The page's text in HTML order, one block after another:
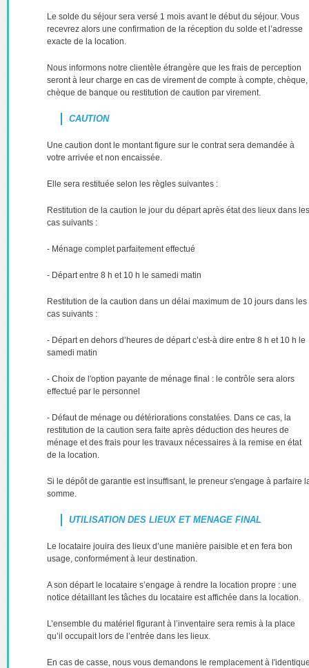
Le solde du séjour sera versé 1 mois avant le début du séjour. Vous
recevrez alors une confirmation de la réception du solde et l’adresse
exacte de la location.
Nous informons notre clientèle étrangère que les frais de perception
seront à leur charge en cas de virement de compte à compte, chèque,
chèque de banque ou restitution de caution par virement.
CAUTION
Une caution dont le montant figure sur le contrat sera demandée à
votre arrivée et non encaissée.
Elle sera restituée selon les règles suivantes :
Restitution de la caution le jour du départ après état des lieux dans les
cas suivants :
- Ménage complet parfaitement effectué
- Départ entre 8 h et 10 h le samedi matin
Restitution de la caution dans un délai maximum de 10 jours dans les
cas suivants :
- Départ en dehors d’heures de départ c’est-à dire entre 8 h et 10 h le
samedi matin
- Choix de l'option payante de ménage final : le contrôle sera alors
effectué par le personnel
- Défaut de ménage ou détériorations constatées. Dans ce cas, la
restitution de la caution sera faite après déduction des heures de
ménage et des frais pour les travaux nécessaires à la remise en état
de la location.
Si le dépôt de garantie est insuffisant, le preneur s'engage à parfaire
somme.
UTILISATION DES LIEUX ET MENAGE FINAL
Le locataire jouira des lieux d’une manière paisible et en fera bon
usage, conformément à leur destination.
A son départ le locataire s’engage à rendre la location propre : une
notice détaillant les tâches du locataire est affichée dans la location.
L’ensemble du matériel figurant à l’inventaire sera remis à la place
qu’il occupait lors de l’entrée dans les lieux.
En cas de casse, nous vous demandons le remplacement à